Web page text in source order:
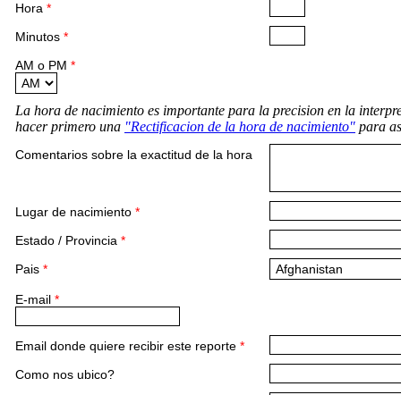
Hora *
Minutos *
AM o PM *
La hora de nacimiento es importante para la precision en la
hacer primero una "Rectificacion de la hora de nacimiento" para
Comentarios sobre la exactitud de la hora
Lugar de nacimiento *
Estado / Provincia *
Pais *
E-mail *
Email donde quiere recibir este reporte *
Como nos ubico?